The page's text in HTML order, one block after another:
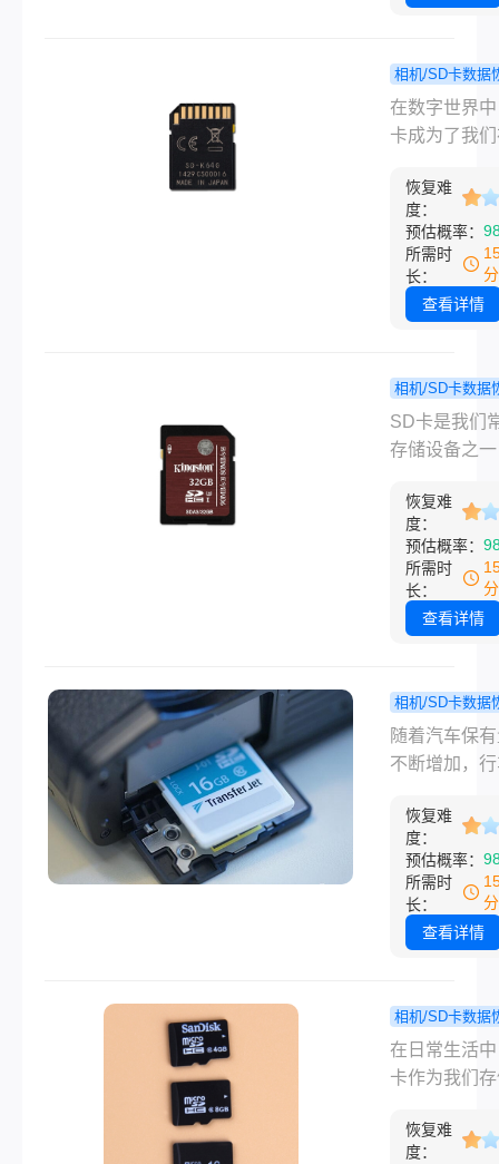
呢？，本文
介绍四个实
法，帮助您
相机/SD卡数据
程 删除的
频文件文件
快速恢复数
小妙招！
在数字世界
卡成为了我
体文件的重
体。然而，
操作、病毒
系统故障等
我们可能会
sd卡视频文
如何恢复呢
将为您详细
视频文件的
帮助您找回
记忆。
恢复难
度：
预估概率：
所需时
长：
查看详情
相机/SD卡数据
程 sd卡永
文件怎么恢
题！
SD卡是我们
存储设备之
存储各种重
件，如照片
频、文档等
有时候，我
小心删除一
卡永久删除
么恢复呢？
将为您介绍
恢复被永久
SD卡文件。
恢复难
度：
预估概率：
所需时
长：
查看详情
相机/SD卡数据
程 如何恢复
记录仪删掉
效的找回方
随着汽车保
不断增加，
车主必不可
全助手。它
够记录行车
的每一个细
能在发生交
遇到行车记
频被误删除
况，这可能
幸运的是，
些专业的技
恢复难
度：
预估概率：
所需时
长：
查看详情
相机/SD卡数据
程 删除的
频文件文件
实用方法！
在日常生活
卡作为我们
内容的重要
恢复难
度：